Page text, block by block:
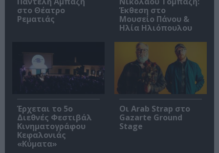
στο Θέατρο
Ρεματιάς
Έκθεση στο
Μουσείο Πάνου &
Ηλία Ηλιόπουλου
Έρχεται το 5ο
Διεθνές Φεστιβάλ
Κινηματογράφου
Κεφαλονιάς
«Κύματα»
Οι Arab Strap στο
Gazarte Ground
Stage